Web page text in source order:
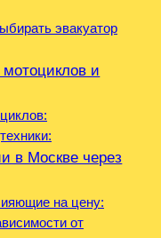
эвакуатор
и
в Москве через
на цену:
от